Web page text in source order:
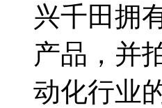
兴千田拥
产品，并
动化行业